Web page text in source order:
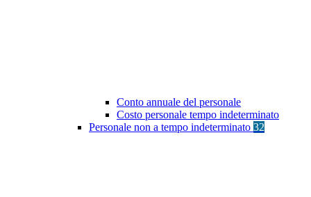
Conto annuale del personale
Costo personale tempo indeterminato
Personale non a tempo indeterminato 32